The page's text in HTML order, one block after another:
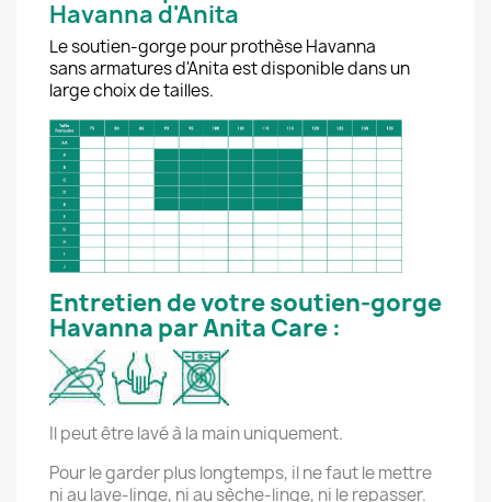
Havanna d'Anita
Le soutien-gorge pour prothèse Havanna
sans armatures d'Anita est disponible dans un
large choix de tailles.
Entretien de votre soutien-gorge
Havanna par Anita Care :
Il peut être lavé à la main uniquement.
Pour le garder plus longtemps, il ne faut le mettre
ni au lave-linge, ni au sèche-linge, ni le repasser.